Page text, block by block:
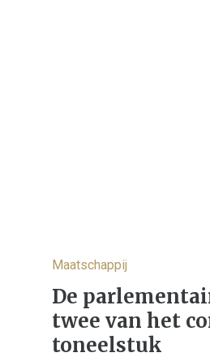
Maatschappij
De
twee van het
toneelstuk